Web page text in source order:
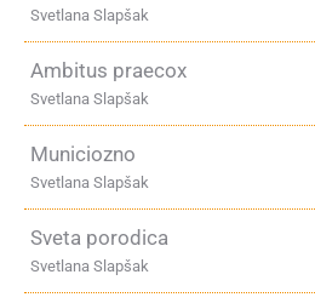
Svetlana Slapšak
Ambitus praecox
Svetlana Slapšak
Municiozno
Svetlana Slapšak
Sveta porodica
Svetlana Slapšak